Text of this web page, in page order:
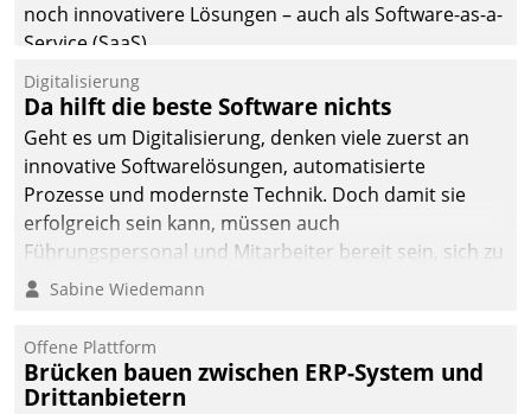
noch innovativere Lösungen – auch als Software-as-a-
Service (SaaS).
Digitalisierung
Da hilft die beste Software nichts
Geht es um Digitalisierung, denken viele zuerst an
innovative Softwarelösungen, automatisierte
Prozesse und modernste Technik. Doch damit sie
erfolgreich sein kann, müssen auch
Führungspersonal und Mitarbeiter bereit sein, sich zu
verändern und anzupassen, sonst werden sie an ihr
Sabine Wiedemann
Offene Plattform
Brücken bauen zwischen ERP-System und
Drittanbietern